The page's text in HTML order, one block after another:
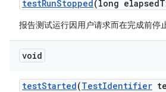
testRunStopped (long elapsed
报告测试运行因用户请求而在完成前停止
void
testStarted(TestIdentifier